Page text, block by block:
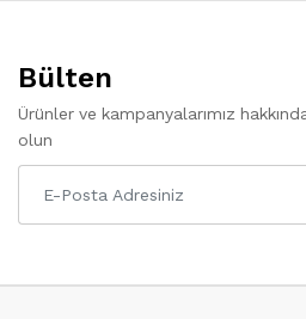
Bülten
Ürünler ve kampanyalarımız
olun